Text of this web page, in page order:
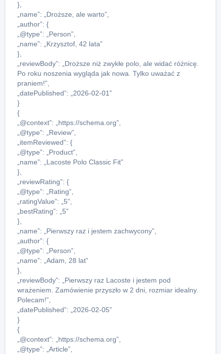
},
„name”: „Droższe, ale warto”,
„author”: {
„@type”: „Person”,
„name”: „Krzysztof, 42 lata”
},
„reviewBody”: „Droższe niż zwykłe polo, ale widać różnicę.
Po roku noszenia wygląda jak nowa. Tylko uważać z
praniem!”,
„datePublished”: „2026-02-01”
}
{
„@context”: „https://schema.org”,
„@type”: „Review”,
„itemReviewed”: {
„@type”: „Product”,
„name”: „Lacoste Polo Classic Fit”
},
„reviewRating”: {
„@type”: „Rating”,
„ratingValue”: „5”,
„bestRating”: „5”
},
„name”: „Pierwszy raz i jestem zachwycony”,
„author”: {
„@type”: „Person”,
„name”: „Adam, 28 lat”
},
„reviewBody”: „Pierwszy raz Lacoste i jestem pod
wrażeniem. Zamówienie przyszło w 2 dni, rozmiar idealny.
Polecam!”,
„datePublished”: „2026-02-05”
}
{
„@context”: „https://schema.org”,
„@type”: „Article”,